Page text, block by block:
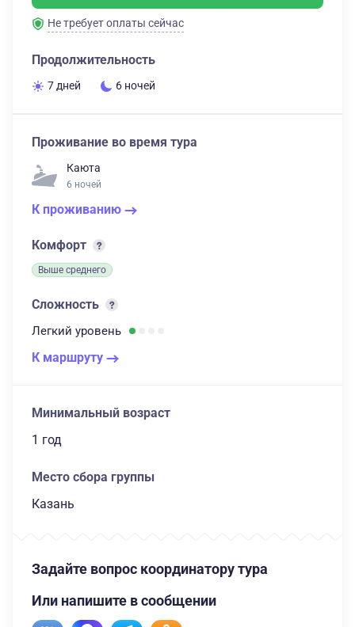
Не требует оплаты сейчас
Продолжительность
7 дней 6 ночей
Проживание во время тура
Каюта
6 ночей
К проживанию
Комфорт
Выше среднего
Сложность
Легкий уровень
К маршруту
Минимальный возраст
1 год
Место сбора группы
Казань
Задайте вопрос координатору тура
Или напишите в сообщении